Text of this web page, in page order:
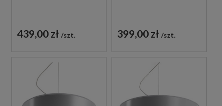
439,00 zł szt. 399,00 zł szt.